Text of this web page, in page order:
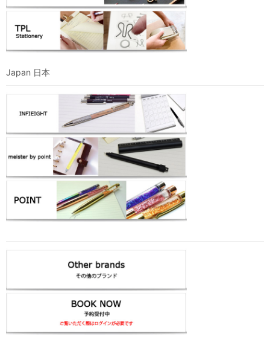
Japan 日本